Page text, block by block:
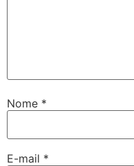
Nome *
E-mail *